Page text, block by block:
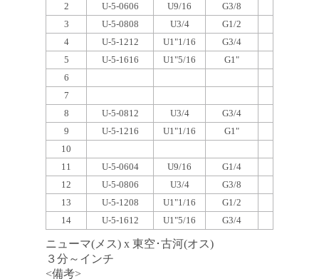
2
U-5-0606 U9/16
G3/8
3
U-5-0808 U3/4
G1/2
4
U-5-1212 U1"1/16
G3/4
5
U-5-1616 U1"5/16
G1"
6
7
8
U-5-0812 U3/4
G3/4
9
U-5-1216 U1"1/16
G1"
10
11
U-5-0604 U9/16
G1/4
12
U-5-0806 U3/4
G3/8
13
U-5-1208 U1"1/16
G1/2
14
U-5-1612 U1"5/16 G3/4
ニューマ(メス) x 東空･古河(オス)
３分～インチ
<備考>